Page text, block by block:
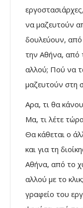
να μαζευτούν
δουλεύουν,
την Αθήνα, από
αλλού; Πού να
μαζευτούν στη
Αρα, τι θα
Μα, τι λέτε
Θα κάθεται ο
και για τη
Αθήνα, από το
αλλού με το
γραφείο του